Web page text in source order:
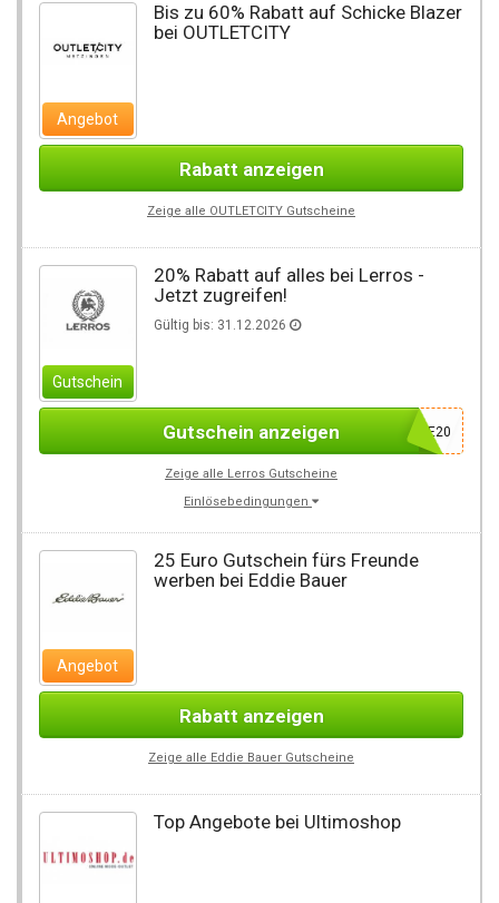
Angebot
Bis zu 60% Rabatt auf Schicke Blazer
bei OUTLETCITY
Rabatt anzeigen
Zeige alle OUTLETCITY Gutscheine
Gutschein
20% Rabatt auf alles bei Lerros -
Jetzt zugreifen!
Gültig bis: 31.12.2026
WELCOME20
Gutschein anzeigen
Zeige alle Lerros Gutscheine
Einlösebedingungen
Angebot
25 Euro Gutschein fürs Freunde
werben bei Eddie Bauer
Rabatt anzeigen
Zeige alle Eddie Bauer Gutscheine
Top Angebote bei Ultimoshop